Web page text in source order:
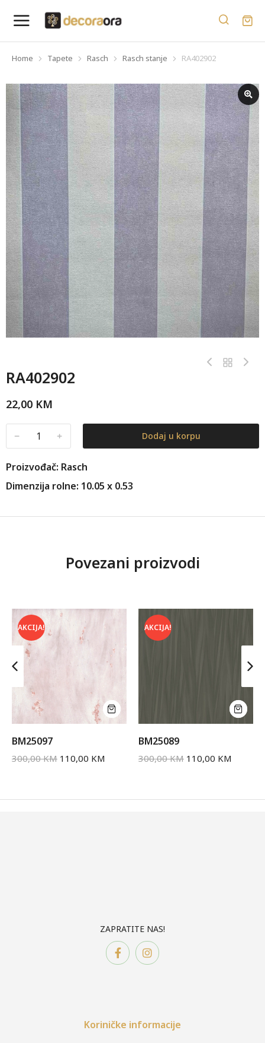
You are here:
Home Tapete Rasch Rasch stanje RA402902
RA402902
22,00 KM
﹣ ﹢ Dodaj u korpu
Proizvođač: Rasch
Dimenzija rolne: 10.05 x 0.53
Povezani proizvodi
AKCIJA!
BM25097
300,00KM 110,00 KM
AKCIJA!
BM25089
300,00KM 110,00 KM
ZAPRATITE NAS!
Koriničke informacije